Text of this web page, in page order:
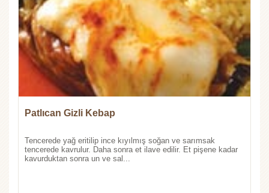
Patlıcan Gizli Kebap
Tencerede yağ eritilip ince kıyılmış soğan ve sarımsak
tencerede kavrulur. Daha sonra et ilave edilir. Et pişene kadar
kavurduktan sonra un ve sal...